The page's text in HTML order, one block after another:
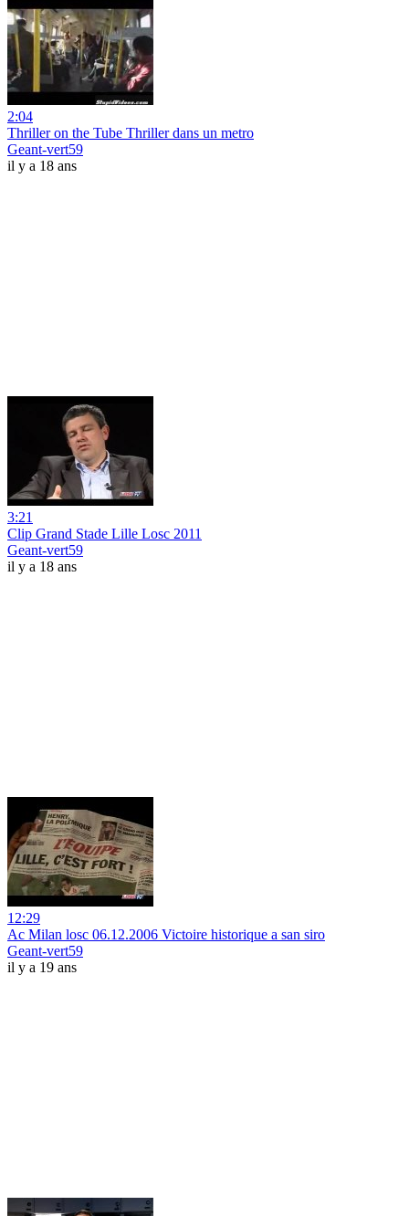
2:04
Thriller on the Tube Thriller dans un metro
Geant-vert59
il y a 18 ans
3:21
Clip Grand Stade Lille Losc 2011
Geant-vert59
il y a 18 ans
12:29
Ac Milan losc 06.12.2006 Victoire historique a san siro
Geant-vert59
il y a 19 ans